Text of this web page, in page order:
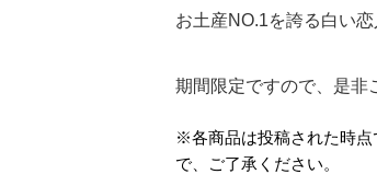
お土産NO.1を誇る白い
期間限定ですので、是非
※各商品は投稿された時点
で、ご了承ください。